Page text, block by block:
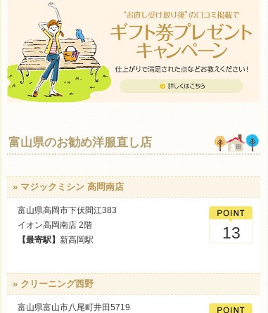
富山県のお勧め洋服直し店
» マジックミシン 高岡南店
13
富山県高岡市下伏間江383
イオン高岡南店 2階
【最寄駅】 新高岡駅
» クリーニング西野
富山県富山市八尾町井田5719